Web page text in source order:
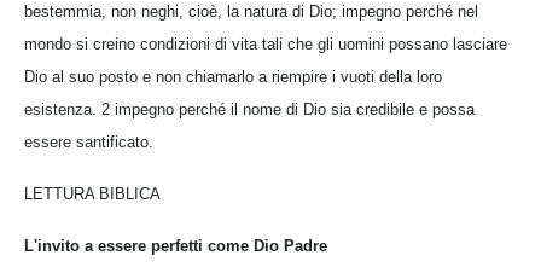
bestemmia, non neghi, cioè, la natura di Dio; impegno perché nel
mondo si creino condizioni di vita tali che gli uomini possano lasciare
Dio al suo posto e non chiamarlo a riempire i vuoti della loro
esistenza. 2 impegno perché il nome di Dio sia credibile e possa
essere santificato.
LETTURA BIBLICA
L'invito a essere perfetti come Dio Padre